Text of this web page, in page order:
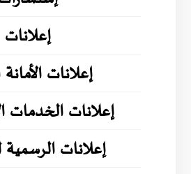
إعلانات
إعلانات
إعلانات الخدمات
إعلانات الرسمية